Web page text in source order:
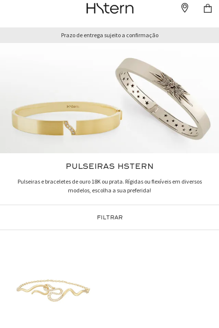
Prazo de entrega sujeito a confirmação
PULSEIRAS HSTERN
Pulseiras e braceletes de ouro 18K ou prata. Rígidas ou flexíveis em diversos
modelos, escolha a sua preferida!
FILTRAR